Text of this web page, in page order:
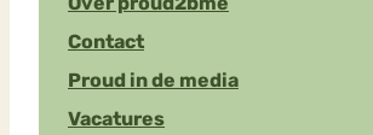
Contact
Proud in de media
Vacatures